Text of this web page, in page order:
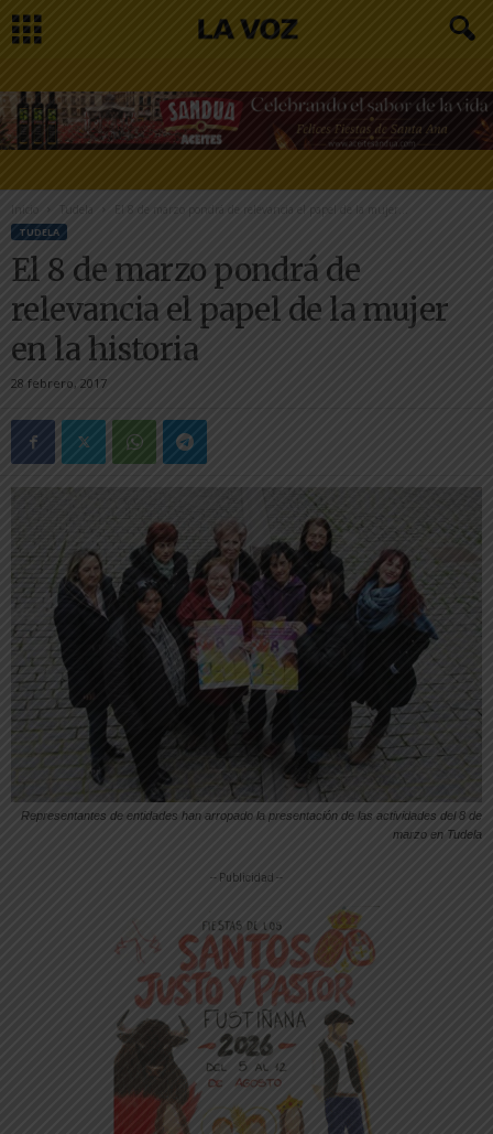
Inicio Tudela El 8 de marzo pondrá de relevancia el papel de la mujer...
TUDELA
El 8 de marzo pondrá de
relevancia el papel de la mujer
en la historia
28 febrero, 2017
Representantes de entidades han arropado la presentación de las actividades del 8 de
marzo en Tudela
-- Publicidad --